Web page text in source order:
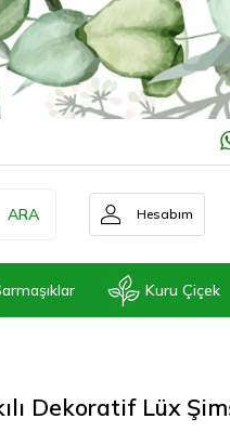
ARA Hesabım
Kuru Çiçek
Dekoratif Lüx